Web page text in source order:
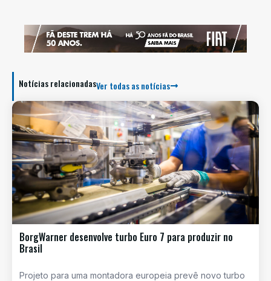
Notícias relacionadasVer todas as notícias
BorgWarner desenvolve turbo Euro 7 para produzir no
Brasil
Projeto para uma montadora europeia prevê novo turbo